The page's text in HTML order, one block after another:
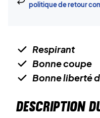
politique de retour
Respirant
Bonne coupe
Bonne liberté
DESCRIPTION